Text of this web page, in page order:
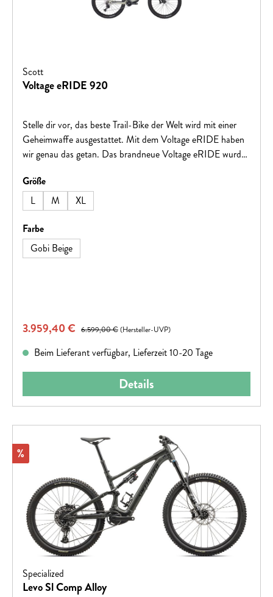
Scott
Voltage eRIDE 920
Stelle dir vor, das beste Trail-Bike der Welt wird mit einer
Geheimwaffe ausgestattet. Mit dem Voltage eRIDE haben
wir genau das getan. Das brandneue Voltage eRIDE wurde
und leistungsstarkes Trail-Bike mit einem kompakten und
leisen Motor wünschen – das jeden Trail aufs neue meistert.
, , Hinweis: Fahrradspezifikationen können ohne vorherige
Ankündigung geändert werden
Größeauswählen
L
M
XL
Farbeauswählen
Gobi Beige
Verkaufspreis:
3.959,40 € Regulärer Preis:
6.599,00 €(Hersteller-UVP)
Beim Lieferant verfügbar, Lieferzeit 10-20 Tage
Details
Rabatt
%
Specialized
Levo Sl Comp Alloy